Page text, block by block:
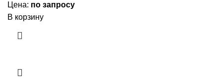
Цена: по запросу
В корзину